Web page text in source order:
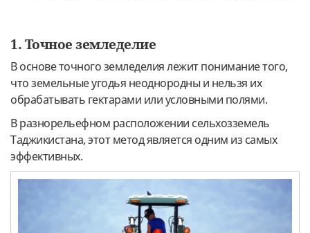
1. Точное земледелие
В основе точного земледелия лежит понимание того,
что земельные угодья неоднородны и нельзя их
обрабатывать гектарами или условными полями.
В разнорельефном расположении сельхозземель
Таджикистана, этот метод является одним из самых
эффективных.